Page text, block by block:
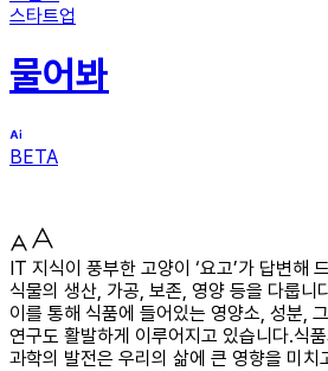
스타트업
물어봐
BETA
IT 지식이 풍부한 고양이 ‘요고’가 답변해
식물의 생산, 가공, 보존, 영양 등을 다룹
이를 통해 식품에 들어있는 영양소, 성분,
연구도 활발하게 이루어지고 있습니다.식
과학의 발전은 우리의 삶에 큰 영향을 미